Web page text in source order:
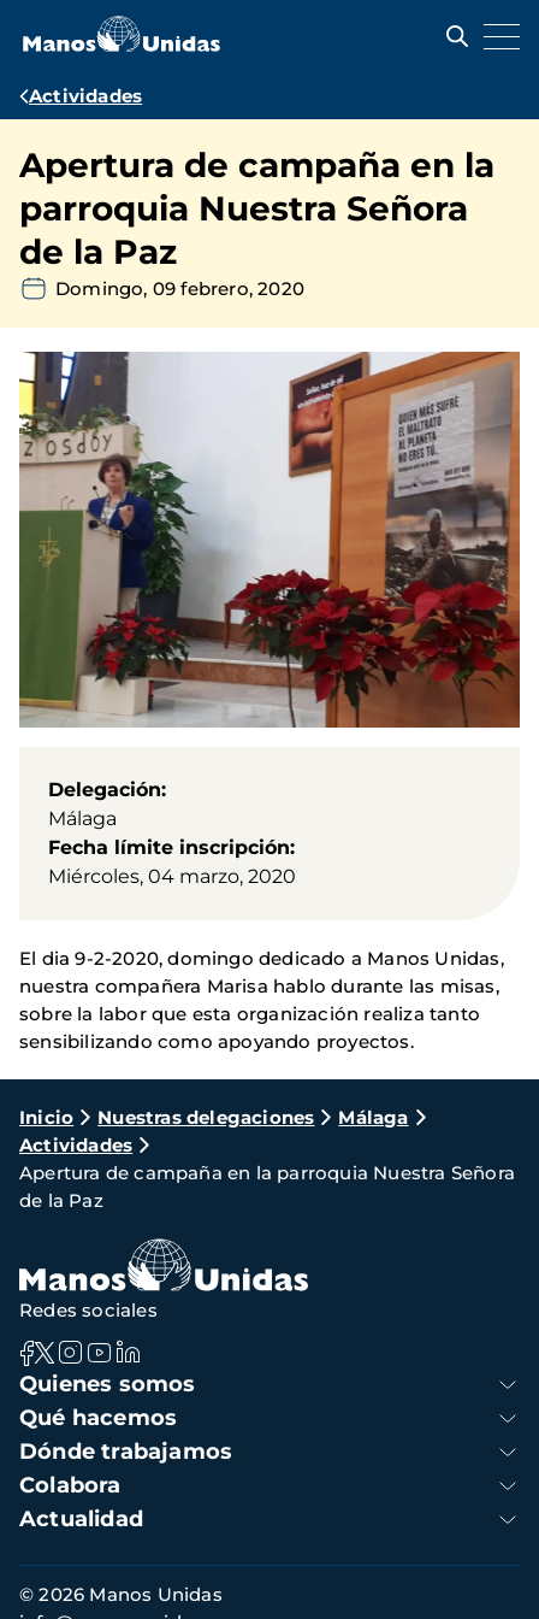
contenido
Ruta
navegación
Actividades
Apertura de campaña en la
parroquia Nuestra Señora
de la Paz
Domingo, 09 febrero, 2020
Delegación
Málaga
Fecha límite inscripción
Miércoles, 04 marzo, 2020
El dia 9-2-2020, domingo dedicado a Manos Unidas,
nuestra compañera Marisa hablo durante las misas,
sobre la labor que esta organización realiza tanto
sensibilizando como apoyando proyectos.
Ruta
de
navegación
Inicio Nuestras delegaciones
Málaga
Actividades
Apertura de campaña en la parroquia Nuestra Señora
de la Paz
Navegación
principal
Quienes somos
Qué hacemos
Dónde trabajamos
Colabora
Actualidad
Redes sociales
Información
© 2026 Manos Unidas